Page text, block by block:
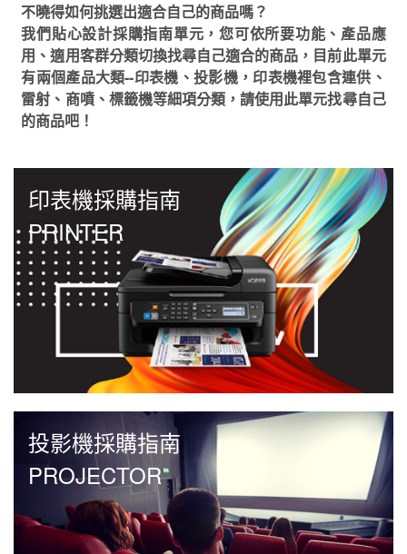
不曉得如何挑選出適合自己的商品嗎？
我們貼心設計採購指南單元，您可依所要功能、產品應
用、適用客群分類切換找尋自己適合的商品，目前此單元
有兩個產品大類--印表機、投影機，印表機裡包含連供、
雷射、商噴、標籤機等細項分類，請使用此單元找尋自己
的商品吧！
印表機採購指南
PRINTER
投影機採購指南
PROJECTOR